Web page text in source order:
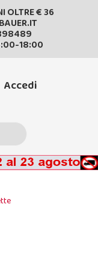
OLTRE € 36
18:00
Accedi